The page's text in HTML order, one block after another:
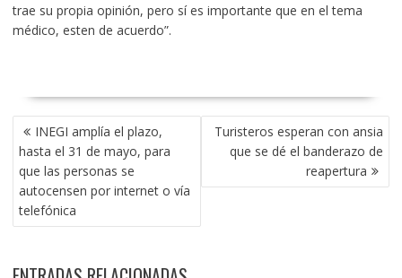
trae su propia opinión, pero sí es importante que en el tema
médico, esten de acuerdo”.
NAVEGACIÓN
DE
ENTRADAS
INEGI amplía el plazo,
hasta el 31 de mayo, para
que las personas se
autocensen por internet o vía
telefónica
Turisteros esperan con ansia
que se dé el banderazo de
reapertura